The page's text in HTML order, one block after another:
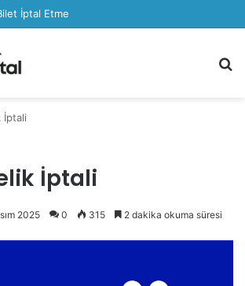
İptal Etme
İptali
İptali
2025 0 315 2 dakika okuma süresi